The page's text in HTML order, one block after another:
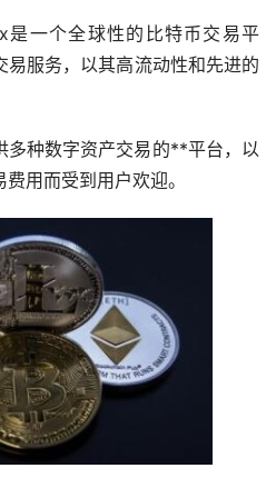
是一个全球性的 比特币交易平
易服务，以其高流动性和先进的
多种数字资产交易的**平台，以
用而受到用户欢迎。